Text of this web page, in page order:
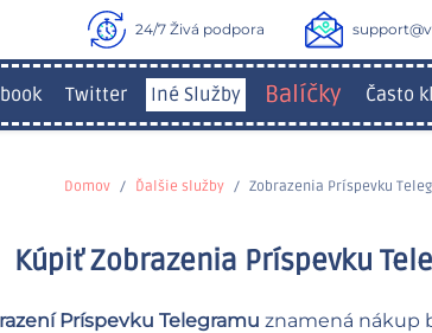
24/7 Živá podpora
Twitter Iné Služby Balíčky Často
Domov Ďalšie služby Zobrazenia Príspevku
Kúpiť Zobrazenia Príspevku
Príspevku Telegramu znamená nákup